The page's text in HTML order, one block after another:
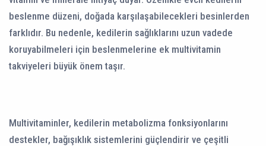
beslenme düzeni, doğada karşılaşabilecekleri besinlerden
farklıdır. Bu nedenle, kedilerin sağlıklarını uzun vadede
koruyabilmeleri için beslenmelerine ek multivitamin
takviyeleri büyük önem taşır.
Multivitaminler, kedilerin metabolizma fonksiyonlarını
destekler, bağışıklık sistemlerini güçlendirir ve çeşitli